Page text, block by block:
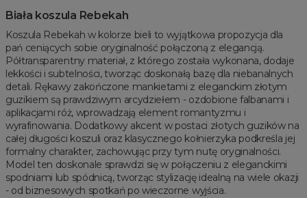
Biała koszula Rebekah
Koszula Rebekah w kolorze bieli to wyjątkowa propozycja dla
pań ceniących sobie oryginalność połączoną z elegancją.
Półtransparentny materiał, z którego została wykonana, dodaje
lekkości i subtelności, tworząc doskonałą bazę dla niebanalnych
detali. Rękawy zakończone mankietami z eleganckim złotym
guzikiem są prawdziwym arcydziełem - ozdobione falbanami i
aplikacjami róż, wprowadzają element romantyzmu i
wyrafinowania. Dodatkowy akcent w postaci złotych guzików na
całej długości koszuli oraz klasycznego kołnierzyka podkreśla jej
formalny charakter, zachowując przy tym nutę oryginalności.
Model ten doskonale sprawdzi się w połączeniu z eleganckimi
spodniami lub spódnicą, tworząc stylizację idealną na wiele okazji
- od biznesowych spotkań po wieczorne wyjścia.